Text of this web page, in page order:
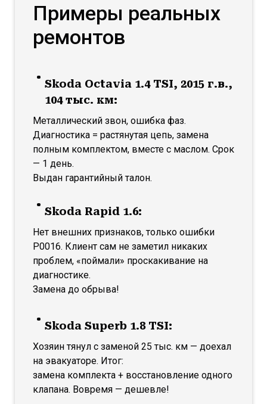
Примеры реальных
ремонтов
Skoda Octavia 1.4 TSI, 2015 г.в.,
104 тыс. км:
Металлический звон, ошибка фаз.
Диагностика = растянутая цепь, замена
полным комплектом, вместе с маслом. Срок
— 1 день.
Выдан гарантийный талон.
Skoda Rapid 1.6:
Нет внешних признаков, только ошибки
P0016. Клиент сам не заметил никаких
проблем, «поймали» проскакивание на
диагностике.
Замена до обрыва!
Skoda Superb 1.8 TSI:
Хозяин тянул с заменой 25 тыс. км — доехал
на эвакуаторе. Итог:
замена комплекта + восстановление одного
клапана. Вовремя — дешевле!